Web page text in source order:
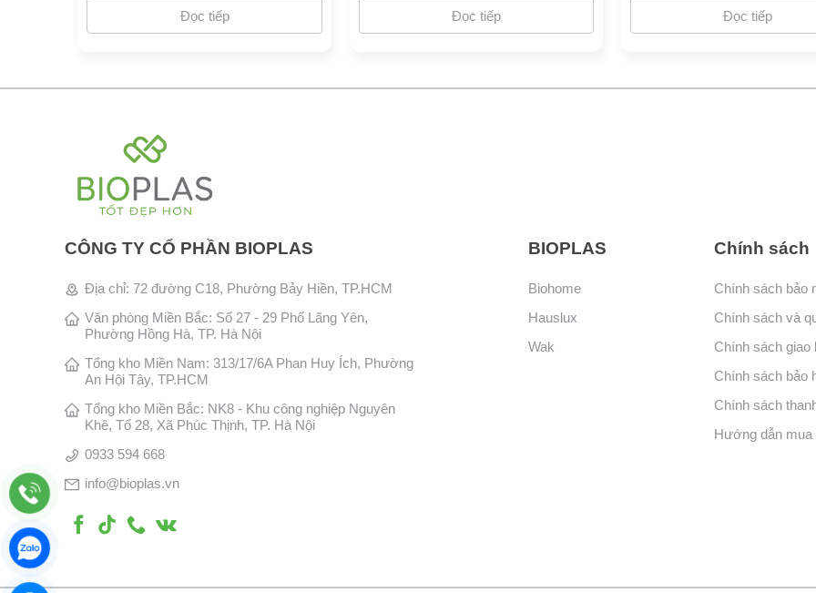
Đọc tiếp Đọc tiếp Đọc tiếp
CÔNG TY CỔ PHẦN BIOPLAS
Địa chỉ: 72 đường C18, Phường Bảy Hiền, TP.HCM
Văn phòng Miền Bắc: Số 27 - 29 Phố Lãng Yên,
Phường Hồng Hà, TP. Hà Nội
Tổng kho Miền Nam: 313/17/6A Phan Huy Ích, Phường
An Hội Tây, TP.HCM
Tổng kho Miền Bắc: NK8 - Khu công nghiệp Nguyên
Khê, Tổ 28, Xã Phúc Thịnh, TP. Hà Nội
0933 594 668
info@bioplas.vn
BIOPLAS
Biohome
Hauslux
Wak
Chính sách
Chính sách bảo
Chính sách và
Chính sách giao
Chính sách bảo
Chính sách
Hướng dẫn mua